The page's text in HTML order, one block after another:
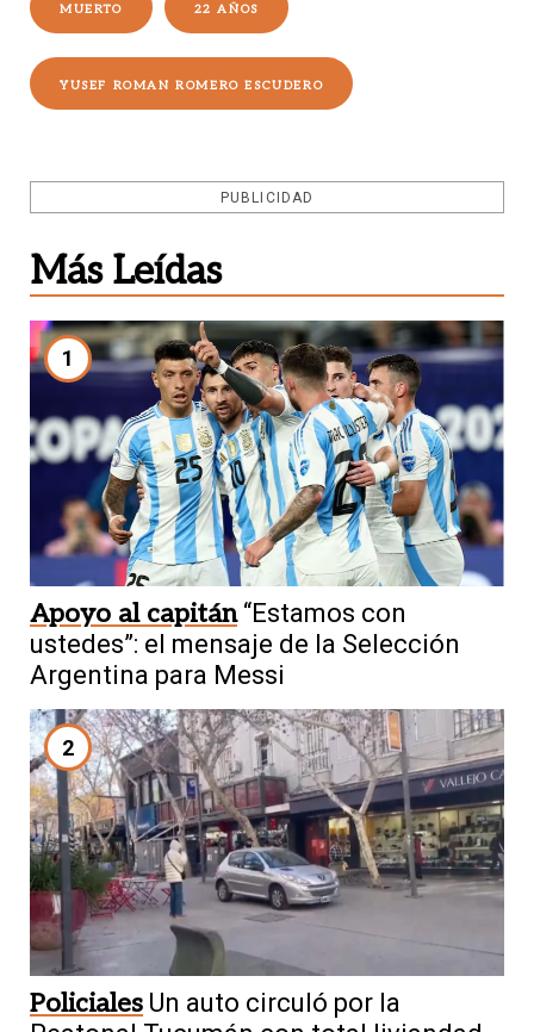
MUERTO 22 AÑOS
YUSEF ROMAN ROMERO ESCUDERO
PUBLICIDAD
Más Leídas
1
Apoyo al capitán “Estamos con
ustedes”: el mensaje de la Selección
Argentina para Messi
2
Policiales Un auto circuló por la